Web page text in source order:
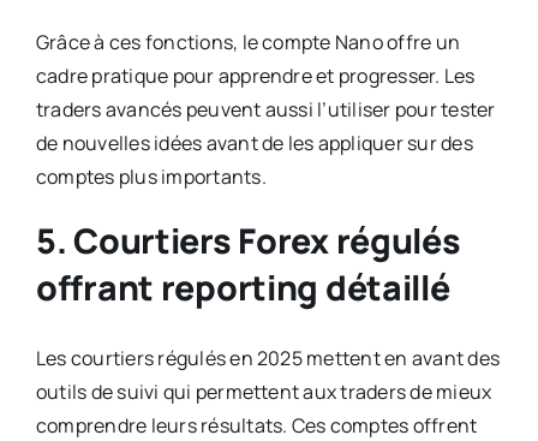
Grâce à ces fonctions, le compte Nano offre un
cadre pratique pour apprendre et progresser. Les
traders avancés peuvent aussi l’utiliser pour tester
de nouvelles idées avant de les appliquer sur des
comptes plus importants.
5. Courtiers Forex régulés
offrant reporting détaillé
Les courtiers régulés en 2025 mettent en avant des
outils de suivi qui permettent aux traders de mieux
comprendre leurs résultats. Ces comptes offrent